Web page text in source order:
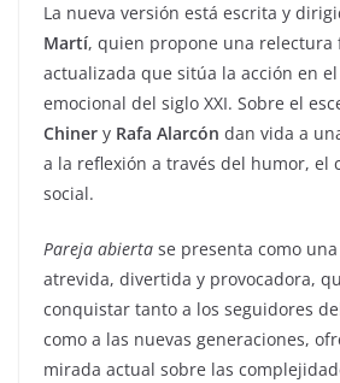
La nueva versión está escrita y
Martí, quien propone una relectura
actualizada que sitúa la acción en
emocional del siglo XXI. Sobre el
Chiner y Rafa Alarcón dan vida a
a la reflexión a través del humor, el
social.
Pareja abierta se presenta como
atrevida, divertida y provocadora,
conquistar tanto a los seguidores
como a las nuevas generaciones,
mirada actual sobre las